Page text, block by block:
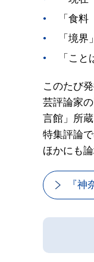
「食
「境界
「こ
このたび
芸評論家
言館」所
特集評論
ほかにも
『